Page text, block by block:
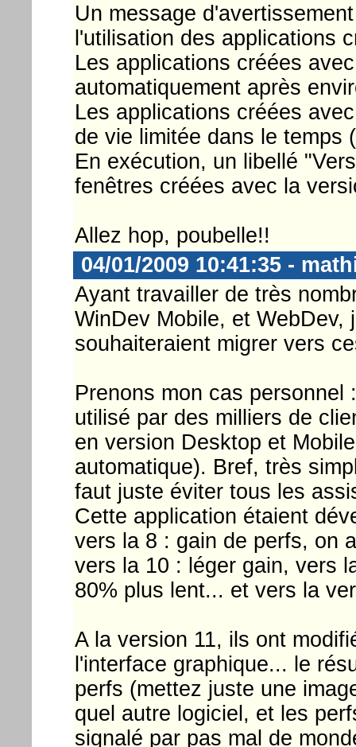
Un message
l'utilisation des applications
Les applications créées
automatiquement après
Les applications créées
de vie limitée dans le temps
En exécution, un libellé
fenêtres créées avec la
Allez hop, poubelle!!
04/01/2009 10:41:35 -
Ayant travailler de très
WinDev Mobile, et
souhaiteraient migrer vers
Prenons mon cas
utilisé par des milliers de
en version Desktop et
automatique). Bref, très
faut juste éviter tous les
Cette application étaient
vers la 8 : gain de perfs, on
vers la 10 : léger gain, vers
80% plus lent... et vers la
A la version 11, ils ont
l'interface graphique... le
perfs (mettez juste une
quel autre logiciel, et les
signalé par pas mal de